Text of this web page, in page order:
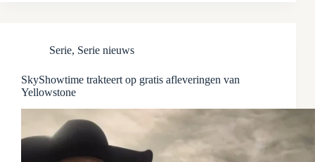
Serie, Serie nieuws
SkyShowtime trakteert op gratis afleveringen van
Yellowstone